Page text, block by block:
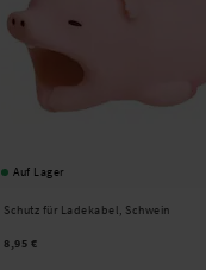
Auf Lager
Schutz für Ladekabel, Schwein
8,95 €